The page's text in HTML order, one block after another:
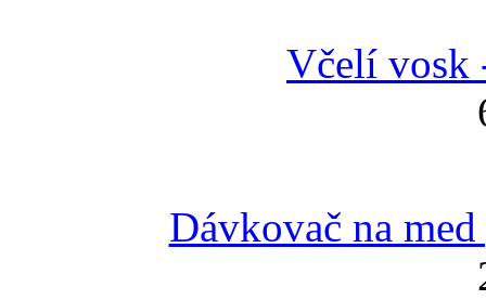
Včelí vosk
Dávkovač na